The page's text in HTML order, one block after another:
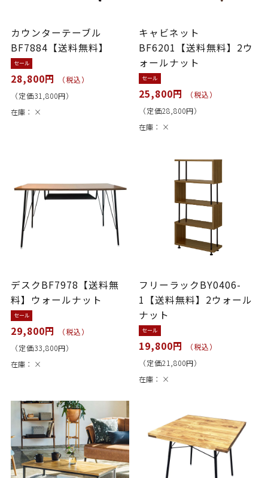
カウンターテーブル
BF7884【送料無料】
セール
28,800円
（税込）
（定価31,800円）
在庫： ×
キャビネット
BF6201【送料無料】2ウ
ォールナット
セール
25,800円
（税込）
（定価28,800円）
在庫： ×
デスクBF7978【送料無
料】ウォールナット
セール
29,800円
（税込）
（定価33,800円）
在庫： ×
フリーラックBY0406-
1【送料無料】2ウォール
ナット
セール
19,800円
（税込）
（定価21,800円）
在庫： ×